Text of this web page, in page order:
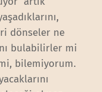
dönseler ne
bulabilirler mi
bilemiyorum.